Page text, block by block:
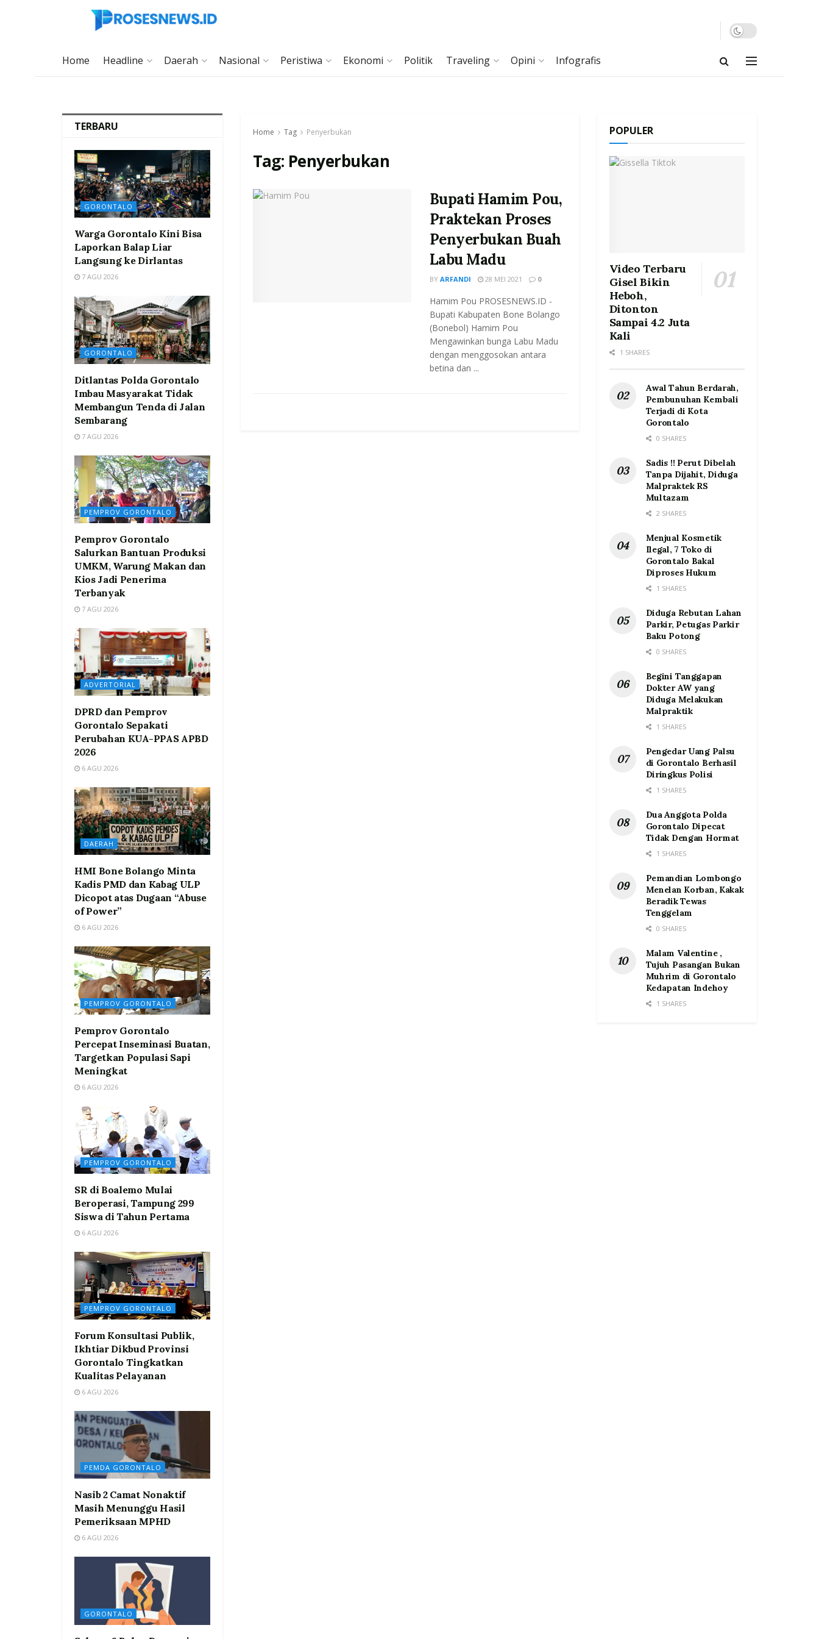
Home Headline Daerah Nasional Peristiwa Ekonomi Politik Traveling Opini Infografis
Home Tag Penyerbukan
Tag: Penyerbukan
Bupati Hamim Pou,
Praktekan Proses
Penyerbukan Buah
Labu Madu
BY ARFANDI 28 MEI 2021 0
Hamim Pou PROSESNEWS.ID -
Bupati Kabupaten Bone Bolango
(Bonebol) Hamim Pou
Mengawinkan bunga Labu Madu
dengan menggosokan antara
betina dan ...
TERBARU
GORONTALO
Warga Gorontalo Kini Bisa
Laporkan Balap Liar
Langsung ke Dirlantas
7 AGU 2026
GORONTALO
Ditlantas Polda Gorontalo
Imbau Masyarakat Tidak
Membangun Tenda di Jalan
Sembarang
7 AGU 2026
PEMPROV GORONTALO
Pemprov Gorontalo
Salurkan Bantuan Produksi
UMKM, Warung Makan dan
Kios Jadi Penerima
Terbanyak
7 AGU 2026
ADVERTORIAL
DPRD dan Pemprov
Gorontalo Sepakati
Perubahan KUA-PPAS APBD
2026
6 AGU 2026
DAERAH
HMI Bone Bolango Minta
Kadis PMD dan Kabag ULP
Dicopot atas Dugaan “Abuse
of Power”
6 AGU 2026
PEMPROV GORONTALO
Pemprov Gorontalo
Percepat Inseminasi Buatan,
Targetkan Populasi Sapi
Meningkat
6 AGU 2026
PEMPROV GORONTALO
SR di Boalemo Mulai
Beroperasi, Tampung 299
Siswa di Tahun Pertama
6 AGU 2026
PEMPROV GORONTALO
Forum Konsultasi Publik,
Ikhtiar Dikbud Provinsi
Gorontalo Tingkatkan
Kualitas Pelayanan
6 AGU 2026
PEMDA GORONTALO
Nasib 2 Camat Nonaktif
Masih Menunggu Hasil
Pemeriksaan MPHD
6 AGU 2026
GORONTALO
POPULER
Video Terbaru
Gisel Bikin
Heboh,
Ditonton
Sampai 4.2 Juta
Kali
1 SHARES
Awal Tahun Berdarah,
Pembunuhan Kembali
Terjadi di Kota
Gorontalo
0 SHARES
Sadis !! Perut Dibelah
Tanpa Dijahit, Diduga
Malpraktek RS
Multazam
2 SHARES
Menjual Kosmetik
Ilegal, 7 Toko di
Gorontalo Bakal
Diproses Hukum
1 SHARES
Diduga Rebutan Lahan
Parkir, Petugas Parkir
Baku Potong
0 SHARES
Begini Tanggapan
Dokter AW yang
Diduga Melakukan
Malpraktik
1 SHARES
Pengedar Uang Palsu
di Gorontalo Berhasil
Diringkus Polisi
1 SHARES
Dua Anggota Polda
Gorontalo Dipecat
Tidak Dengan Hormat
1 SHARES
Pemandian Lombongo
Menelan Korban, Kakak
Beradik Tewas
Tenggelam
0 SHARES
Malam Valentine ,
Tujuh Pasangan Bukan
Muhrim di Gorontalo
Kedapatan Indehoy
1 SHARES